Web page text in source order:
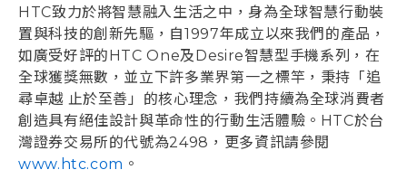
HTC致力於將智慧融入生活之中，身為全球智慧行動裝
置與科技的創新先驅，自1997年成立以來我們的產品，
如廣受好評的HTC One及Desire智慧型手機系列，在
全球獲獎無數，並立下許多業界第一之標竿，秉持「追
尋卓越 止於至善」的核心理念，我們持續為全球消費者
創造具有絕佳設計與革命性的行動生活體驗。HTC於台
灣證券交易所的代號為2498，更多資訊請參閱
www.htc.com 。